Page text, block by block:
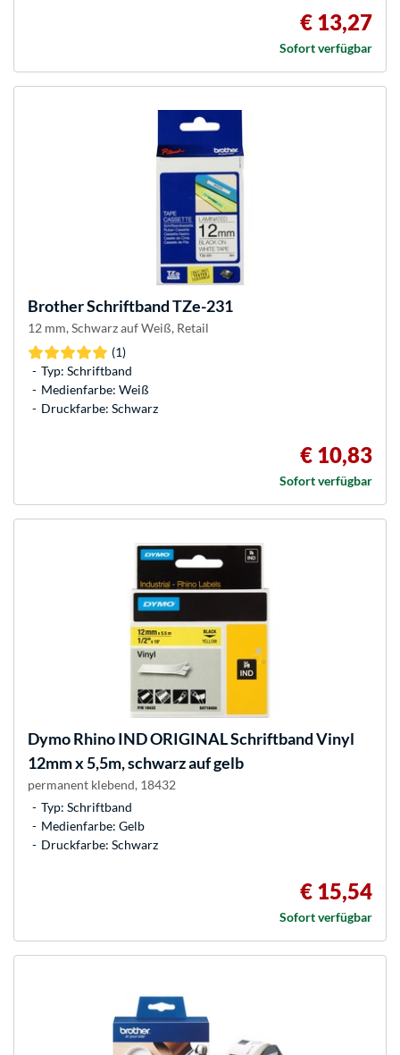
€ 13,27
Sofort verfügbar
BrotherSchriftband TZe-231
12 mm, Schwarz auf Weiß, Retail
(1)
Typ: Schriftband
Medienfarbe: Weiß
Druckfarbe: Schwarz
€ 10,83
Sofort verfügbar
DymoRhino IND ORIGINAL Schriftband Vinyl
12mm x 5,5m, schwarz auf gelb
permanent klebend, 18432
Typ: Schriftband
Medienfarbe: Gelb
Druckfarbe: Schwarz
€ 15,54
Sofort verfügbar